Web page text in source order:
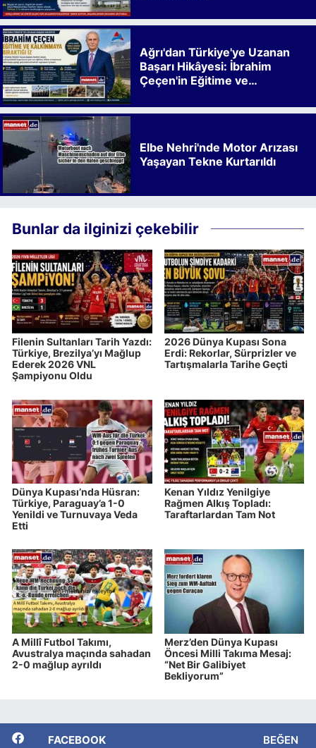
Ağrı'dan Türkiye'ye Uzanan
Başarı Hikâyesi: İbrahim
Çeçen'in Eğitime ve
Elbe Nehri'nde Motor Arızası
Yaşayan Tekne Kurtarıldı
Bunlar da ilginizi çekebilir
Filenin Sultanları Tarih Yazdı:
Türkiye, Brezilya’yı Mağlup
Ederek 2026 VNL
Şampiyonu Oldu
2026 Dünya Kupası Sona
Erdi: Rekorlar, Sürprizler ve
Tartışmalarla Tarihe Geçti
Dünya Kupası’nda Hüsran:
Türkiye, Paraguay’a 1-0
Yenildi ve Turnuvaya Veda
Etti
Kenan Yıldız Yenilgiye
Rağmen Alkış Topladı:
Taraftarlardan Tam Not
A Millî Futbol Takımı,
Avustralya maçında sahadan
2-0 mağlup ayrıldı
Merz’den Dünya Kupası
Öncesi Milli Takıma Mesaj:
“Net Bir Galibiyet
Bekliyorum”
FACEBOOK BEĞEN